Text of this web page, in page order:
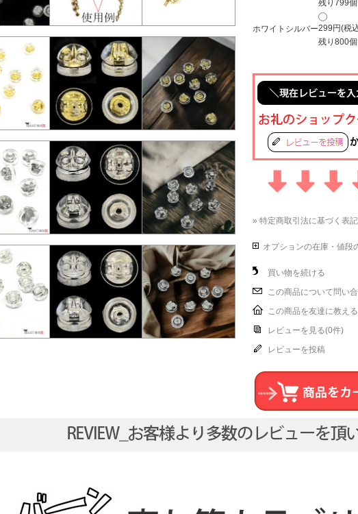
残り799
ホワイトシルバー299円(税
残り800
» 特定商取引法に基づく表
オプションの在庫・値段
買い物を続ける
この商品について問い
この商品を友達に教える
レビューを見る(0件)
レビューを投稿